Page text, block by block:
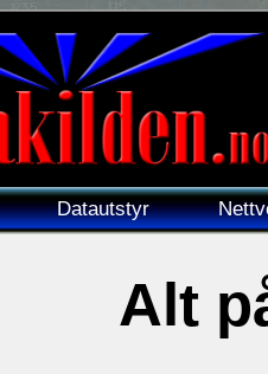
Datautstyr
Alt